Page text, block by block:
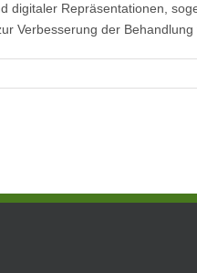
digitaler Repräsentationen,
Verbesserung der